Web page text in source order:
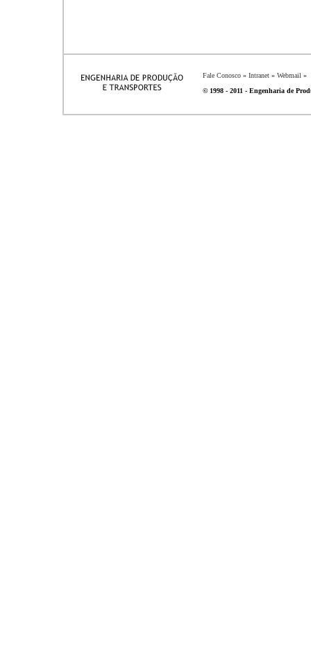
Fale Conosco » Intranet » Webmail »
© 1998 - 2011 - Engenharia de